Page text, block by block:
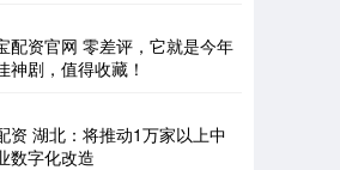
配资官网 零差评，它就是今年
神剧，值得收藏！
资 湖北：将推动1万家以上中
数字化改造